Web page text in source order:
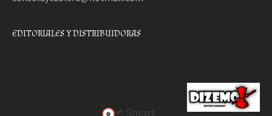
EDITORIALES Y DISTRIBUIDORAS